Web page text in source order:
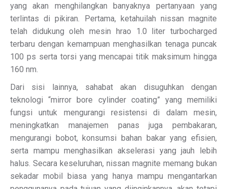
yang akan menghilangkan banyaknya pertanyaan yang
terlintas di pikiran. Pertama, ketahuilah nissan magnite
telah didukung oleh mesin hrao 1.0 liter turbocharged
terbaru dengan kemampuan menghasilkan tenaga puncak
100 ps serta torsi yang mencapai titik maksimum hingga
160 nm.
Dari sisi lainnya, sahabat akan disuguhkan dengan
teknologi “mirror bore cylinder coating” yang memiliki
fungsi untuk mengurangi resistensi di dalam mesin,
meningkatkan manajemen panas juga pembakaran,
mengurangi bobot, konsumsi bahan bakar yang efisien,
serta mampu menghasilkan akselerasi yang jauh lebih
halus. Secara keseluruhan, nissan magnite memang bukan
sekadar mobil biasa yang hanya mampu mengantarkan